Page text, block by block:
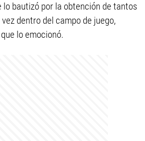
lo bautizó por la obtención de tantos
dentro del campo de juego,
lo emocionó.